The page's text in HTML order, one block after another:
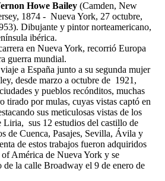
Howe Bailey (Camden, New
1874 - Nueva York, 27 octubre,
Dibujante y pintor norteamericano,
ibérica.
en Nueva York, recorrió Europa
guerra mundial.
a España junto a su segunda mujer
desde marzo a octubre de 1921,
y pueblos recónditos, muchas
tirado por mulas, cuyas vistas captó en
sus meticulosas vistas de los
Liria, sus 12 estudios del castillo de
de Cuenca, Pasajes, Sevilla, Ávila y
de estos trabajos fueron adquiridos
América de Nueva York y se
de la calle Broadway el 9 de enero de